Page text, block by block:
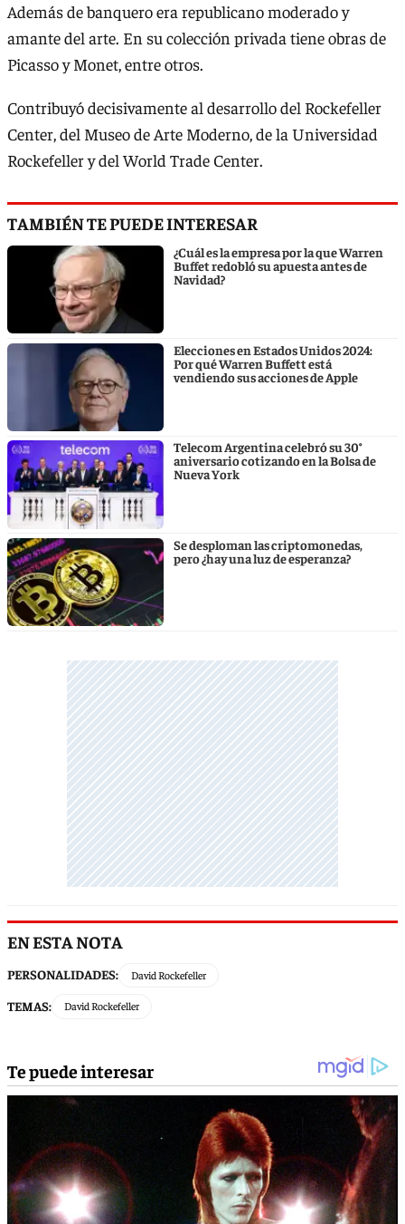
Además de banquero era republicano moderado y
amante del arte. En su colección privada tiene obras de
Picasso y Monet, entre otros.
Contribuyó decisivamente al desarrollo del Rockefeller
Center, del Museo de Arte Moderno, de la Universidad
Rockefeller y del World Trade Center.
TAMBIÉN TE PUEDE INTERESAR
¿Cuál es la empresa por la que Warren
Buffet redobló su apuesta antes de
Navidad?
Elecciones en Estados Unidos 2024:
Por qué Warren Buffett está
vendiendo sus acciones de Apple
Telecom Argentina celebró su 30°
aniversario cotizando en la Bolsa de
Nueva York
Se desploman las criptomonedas,
pero ¿hay una luz de esperanza?
EN ESTA NOTA
PERSONALIDADES: David Rockefeller
TEMAS: David Rockefeller